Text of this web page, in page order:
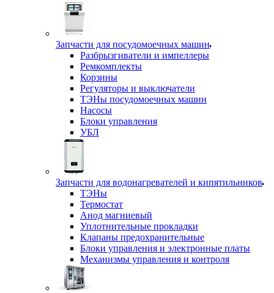
Запчасти для посудомоечных машин
Разбрызгиватели и импеллеры
Ремкомплекты
Корзины
Регуляторы и выключатели
ТЭНы посудомоечных машин
Насосы
Блоки управления
УБЛ
Запчасти для водонагревателей и кипятильников
ТЭНы
Термостат
Анод магниевый
Уплотнительные прокладки
Клапаны предохранительные
Блоки управления и электронные платы
Механизмы управления и контроля